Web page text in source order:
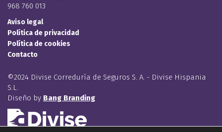
968 760 013
Aviso legal
Política de privacidad
Política de cookies
Contacto
©2024 Divise Correduría de Seguros S. A. - Divise Hispania
S.L.
Diseño by Bang Branding